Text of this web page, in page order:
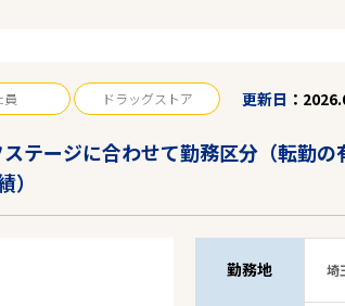
員 ドラッグストア 更新日
ステージに合わせて勤務区分（転勤
勤務地 埼